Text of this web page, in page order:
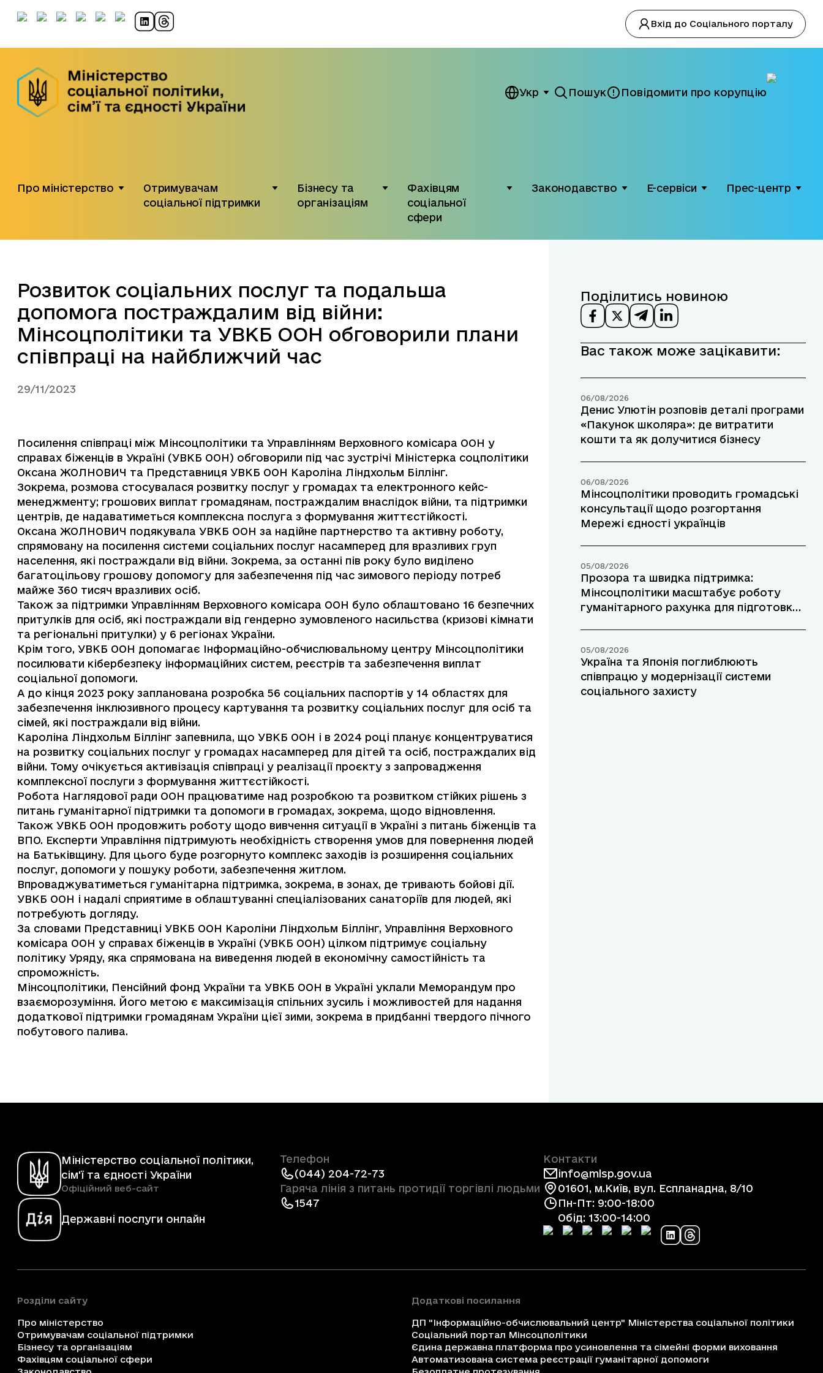
Вхід до Соціального порталу
Укр Пошук Повідомити про корупцію
Про міністерство
Отримувачам
соціальної підтримки
Бізнесу та
організаціям
Фахівцям
соціальної
сфери
Законодавство Е-сервіси Прес-центр
Розвиток соціальних послуг та подальша
допомога постраждалим від війни:
Мінсоцполітики та УВКБ ООН обговорили плани
співпраці на найближчий час
29/11/2023
Посилення співпраці між Мінсоцполітики та Управлінням Верховного комісара ООН у
справах біженців в Україні (УВКБ ООН) обговорили під час зустрічі Міністерка соцполітики
Оксана ЖОЛНОВИЧ та Представниця УВКБ ООН Кароліна Ліндхольм Біллінг.
Зокрема, розмова стосувалася розвитку послуг у громадах та електронного кейс-
менеджменту; грошових виплат громадянам, постраждалим внаслідок війни, та підтримки
центрів, де надаватиметься комплексна послуга з формування життєстійкості.
Оксана ЖОЛНОВИЧ подякувала УВКБ ООН за надійне партнерство та активну роботу,
спрямовану на посилення системи соціальних послуг насамперед для вразливих груп
населення, які постраждали від війни. Зокрема, за останні пів року було виділено
багатоцільову грошову допомогу для забезпечення під час зимового періоду потреб
майже 360 тисяч вразливих осіб.
Також за підтримки Управлінням Верховного комісара ООН було облаштовано 16 безпечних
притулків для осіб, які постраждали від гендерно зумовленого насильства (кризові кімнати
та регіональні притулки) у 6 регіонах України.
Крім того, УВКБ ООН допомагає Інформаційно-обчислювальному центру Мінсоцполітики
посилювати кібербезпеку інформаційних систем, реєстрів та забезпечення виплат
соціальної допомоги.
А до кінця 2023 року запланована розробка 56 соціальних паспортів у 14 областях для
забезпечення інклюзивного процесу картування та розвитку соціальних послуг для осіб та
сімей, які постраждали від війни.
Кароліна Ліндхольм Біллінг запевнила, що УВКБ ООН і в 2024 році планує концентруватися
на розвитку соціальних послуг у громадах насамперед для дітей та осіб, постраждалих від
війни. Тому очікується активізація співпраці у реалізації проєкту з запровадження
комплексної послуги з формування життєстійкості.
Робота Наглядової ради ООН працюватиме над розробкою та розвитком стійких рішень з
питань гуманітарної підтримки та допомоги в громадах, зокрема, щодо відновлення.
Також УВКБ ООН продовжить роботу щодо вивчення ситуації в Україні з питань біженців та
ВПО. Експерти Управління підтримують необхідність створення умов для повернення людей
на Батьківщину. Для цього буде розгорнуто комплекс заходів із розширення соціальних
послуг, допомоги у пошуку роботи, забезпечення житлом.
Впроваджуватиметься гуманітарна підтримка, зокрема, в зонах, де тривають бойові дії.
УВКБ ООН і надалі сприятиме в облаштуванні спеціалізованих санаторіїв для людей, які
потребують догляду.
За словами Представниці УВКБ ООН Кароліни Ліндхольм Біллінг, Управління Верховного
комісара ООН у справах біженців в Україні (УВКБ ООН) цілком підтримує соціальну
політику Уряду, яка спрямована на виведення людей в економічну самостійність та
спроможність.
Мінсоцполітики, Пенсійний фонд України та УВКБ ООН в Україні уклали Меморандум про
взаєморозуміння. Його метою є максимізація спільних зусиль і можливостей для надання
додаткової підтримки громадянам України цієї зими, зокрема в придбанні твердого пічного
побутового палива.
Поділитись новиною
Вас також може зацікавити:
06/08/2026
Денис Улютін розповів деталі програми
«Пакунок школяра»: де витратити
кошти та як долучитися бізнесу
06/08/2026
Мінсоцполітики проводить громадські
консультації щодо розгортання
Мережі єдності українців
05/08/2026
Прозора та швидка підтримка:
Мінсоцполітики масштабує роботу
гуманітарного рахунка для підготовки
05/08/2026
Україна та Японія поглиблюють
співпрацю у модернізації системи
соціального захисту
Міністерство соціальної політики,
сім'ї та єдності України
Офіційний веб-сайт
Державні послуги онлайн
Телефон
(044) 204-72-73
Гаряча лінія з питань протидії торгівлі людьми
1547
Контакти
info@mlsp.gov.ua
01601, м.Київ, вул. Еспланадна, 8/10
Пн-Пт: 9:00-18:00
Обід: 13:00-14:00
Розділи сайту
Про міністерство
Отримувачам соціальної підтримки
Бізнесу та організаціям
Фахівцям соціальної сфери
Додаткові посилання
ДП "Інформаційно-обчислювальний центр" Міністерства соціальної політики
Соціальний портал Мінсоцполітики
Єдина державна платформа про усиновлення та сімейні форми виховання
Автоматизована система реєстрації гуманітарної допомоги